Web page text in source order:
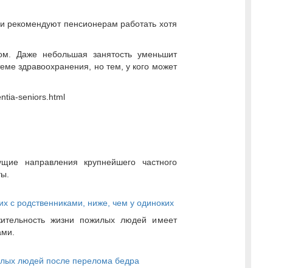
рекомендуют пенсионерам работать хотя
Даже небольшая занятость уменьшит
здравоохранения, но тем, у кого может
seniors.html
направления крупнейшего частного
с родственниками, ниже, чем у одиноких
жизни пожилых людей имеет
людей после перелома бедра